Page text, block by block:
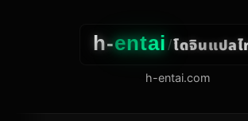
h-entai/โดจินแปล
h-entai.com